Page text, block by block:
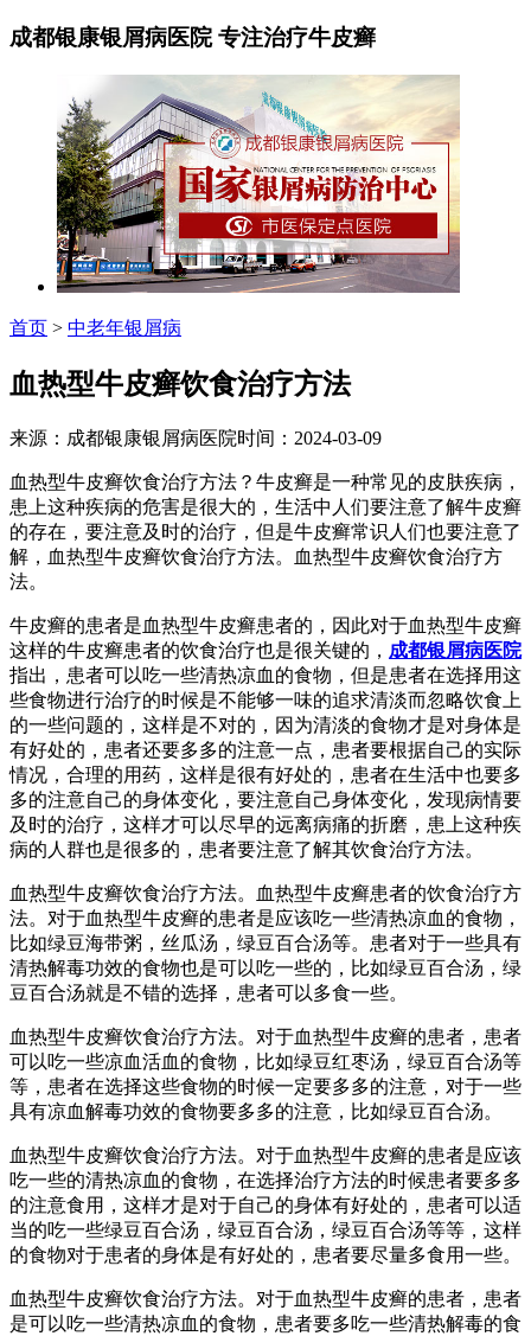
成都银康银屑病医院 专注治疗牛皮癣
首页 > 中老年银屑病
血热型牛皮癣饮食治疗方法
来源：成都银康银屑病医院时间：2024-03-09
血热型牛皮癣饮食治疗方法？牛皮癣是一种常见的皮肤疾病，
患上这种疾病的危害是很大的，生活中人们要注意了解牛皮癣
的存在，要注意及时的治疗，但是牛皮癣常识人们也要注意了
解，血热型牛皮癣饮食治疗方法。血热型牛皮癣饮食治疗方
法。
牛皮癣的患者是血热型牛皮癣患者的，因此对于血热型牛皮癣
这样的牛皮癣患者的饮食治疗也是很关键的， 成都银屑病医院
指出，患者可以吃一些清热凉血的食物，但是患者在选择用这
些食物进行治疗的时候是不能够一味的追求清淡而忽略饮食上
的一些问题的，这样是不对的，因为清淡的食物才是对身体是
有好处的，患者还要多多的注意一点，患者要根据自己的实际
情况，合理的用药，这样是很有好处的，患者在生活中也要多
多的注意自己的身体变化，要注意自己身体变化，发现病情要
及时的治疗，这样才可以尽早的远离病痛的折磨，患上这种疾
病的人群也是很多的，患者要注意了解其饮食治疗方法。
血热型牛皮癣饮食治疗方法。血热型牛皮癣患者的饮食治疗方
法。对于血热型牛皮癣的患者是应该吃一些清热凉血的食物，
比如绿豆海带粥，丝瓜汤，绿豆百合汤等。患者对于一些具有
清热解毒功效的食物也是可以吃一些的，比如绿豆百合汤，绿
豆百合汤就是不错的选择，患者可以多食一些。
血热型牛皮癣饮食治疗方法。对于血热型牛皮癣的患者，患者
可以吃一些凉血活血的食物，比如绿豆红枣汤，绿豆百合汤等
等，患者在选择这些食物的时候一定要多多的注意，对于一些
具有凉血解毒功效的食物要多多的注意，比如绿豆百合汤。
血热型牛皮癣饮食治疗方法。对于血热型牛皮癣的患者是应该
吃一些的清热凉血的食物，在选择治疗方法的时候患者要多多
的注意食用，这样才是对于自己的身体有好处的，患者可以适
当的吃一些绿豆百合汤，绿豆百合汤，绿豆百合汤等等，这样
的食物对于患者的身体是有好处的，患者要尽量多食用一些。
血热型牛皮癣饮食治疗方法。对于血热型牛皮癣的患者，患者
是可以吃一些清热凉血的食物，患者要多吃一些清热解毒的食